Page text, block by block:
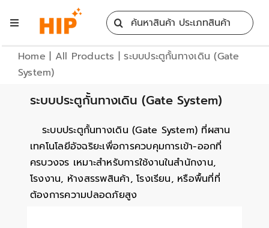
Toggle
Home
All Products
Training
Blog
Search
for:
Home | All Products |ระบบประตูกั้นทางเดิน (Gate
System)
ระบบประตูกั้นทางเดิน (Gate System)
ระบบประตูกั้นทางเดิน (Gate System) ที่ผสาน
เทคโนโลยีอัจฉริยะเพื่อการควบคุมการเข้า-ออกที่
ครบวงจร เหมาะสำหรับการใช้งานในสำนักงาน,
โรงงาน, ห้างสรรพสินค้า, โรงเรียน, หรือพื้นที่ที่
ต้องการความปลอดภัยสูง